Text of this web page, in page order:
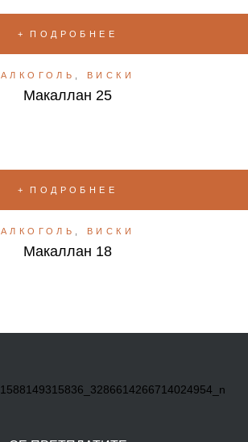
ПОДРОБНЕЕ
АЛКОГОЛЬ ВИСКИ
Макаллан 25
ПОДРОБНЕЕ
АЛКОГОЛЬ ВИСКИ
Макаллан 18